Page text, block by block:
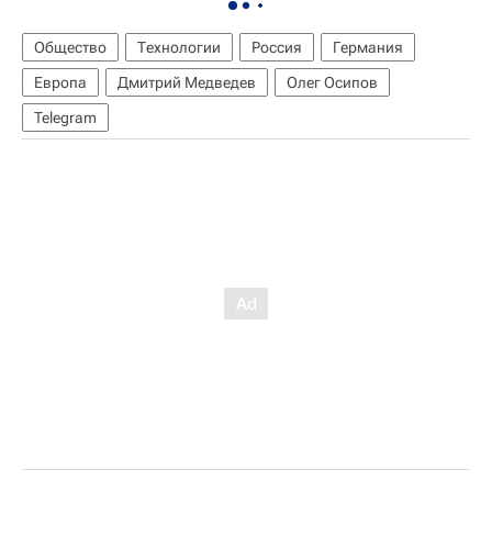
Общество Технологии Россия
Германия
Европа
Дмитрий Медведев
Олег Осипов
Telegram